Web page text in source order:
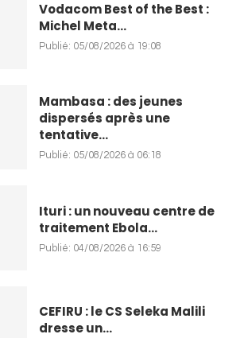
Vodacom Best of the Best :
Michel Meta...
Publié: 05/08/2026 à 19:08
Mambasa : des jeunes
dispersés après une
tentative...
Publié: 05/08/2026 à 06:18
Ituri : un nouveau centre de
traitement Ebola...
Publié: 04/08/2026 à 16:59
CEFIRU : le CS Seleka Malili
dresse un...